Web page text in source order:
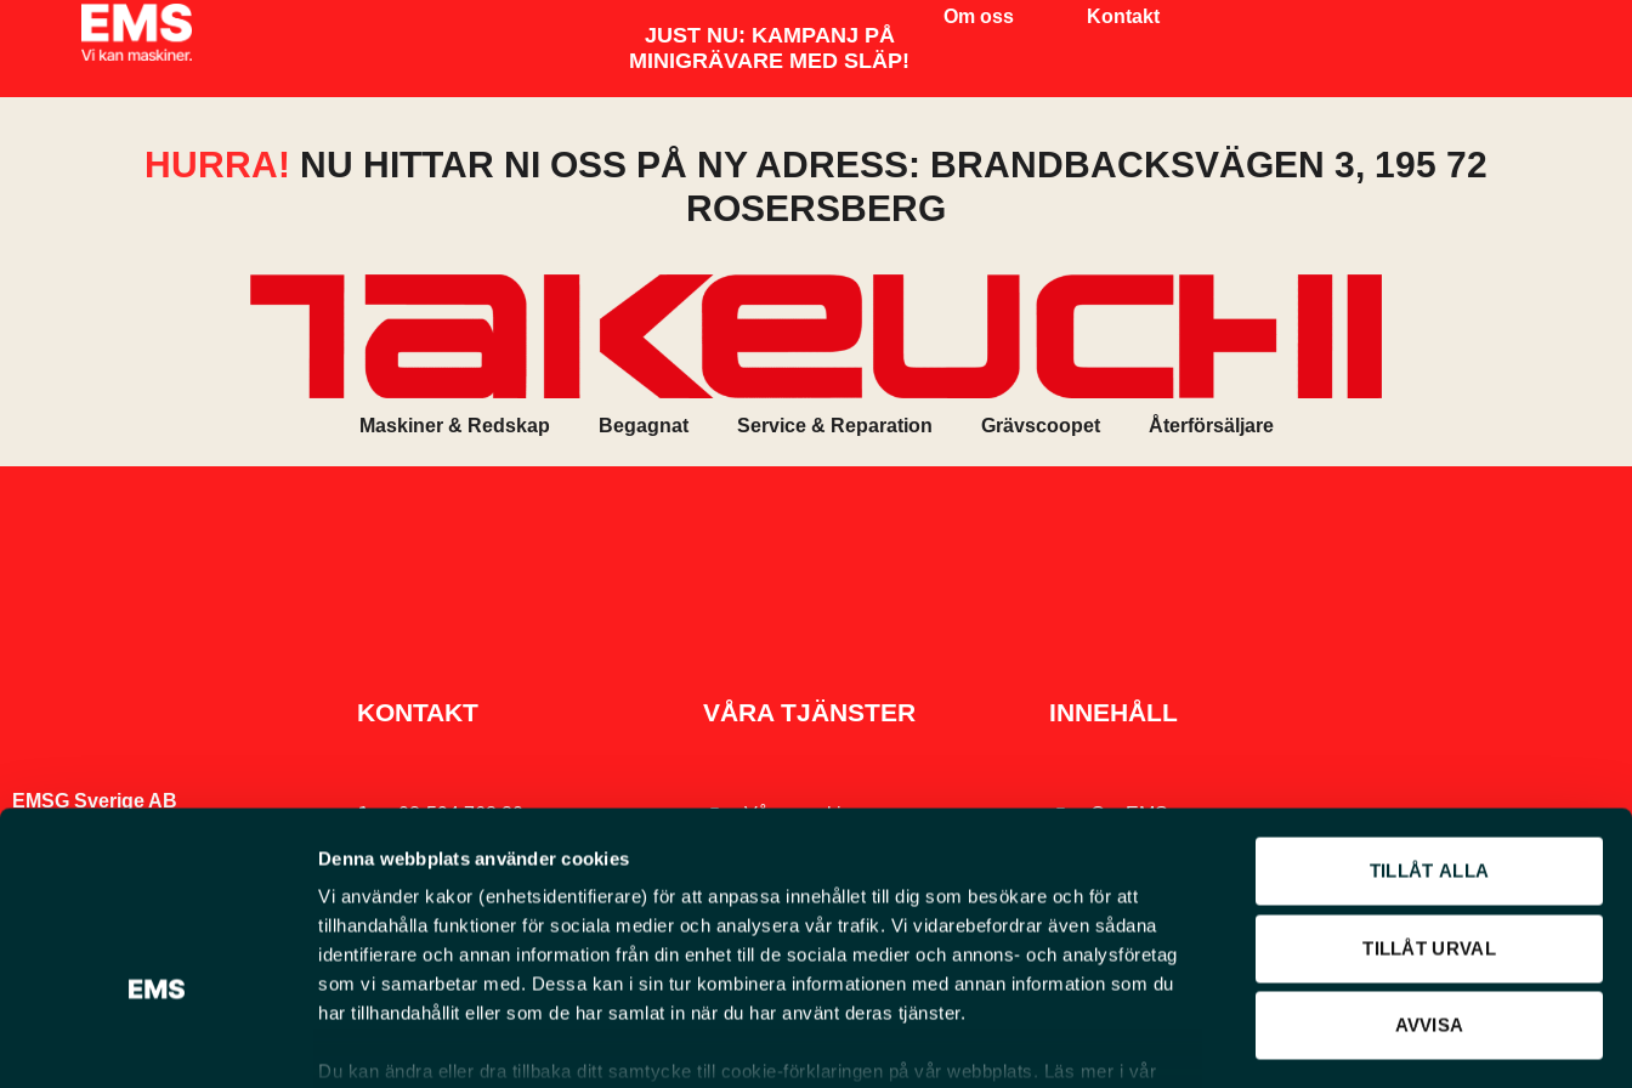
Denna webbplats använder cookies
Vi använder kakor (enhetsidentifierare) för att anpassa innehållet till dig som besökare och för att
tillhandahålla funktioner för sociala medier och analysera vår trafik. Vi vidarebefordrar även sådana
identifierare och annan information från din enhet till de sociala medier och annons- och analysföretag
som vi samarbetar med. Dessa kan i sin tur kombinera informationen med annan information som du
har tillhandahållit eller som de har samlat in när du har använt deras tjänster.
Du kan ändra eller dra tillbaka ditt samtycke till cookie-förklaringen på vår webbplats. Läs mer i vår
TILLÅT ALLA
TILLÅT URVAL
AVVISA
JUST NU: KAMPANJ PÅ
MINIGRÄVARE MED SLÄP!
Om oss Kontakt
HURRA! NU HITTAR NI OSS PÅ NY ADRESS: BRANDBACKSVÄGEN 3, 195 72
ROSERSBERG
Maskiner & Redskap Begagnat Service & Reparation Grävscoopet Återförsäljare
EMSG Sverige AB
KONTAKT
08-594 768 30
info@ems.se
Brandbacksvägen 3, 195 72
Rosersberg
Hitta våra återförsäljare
VÅRA TJÄNSTER
Våra maskiner
Service och reparation
Begagnade maskiner
INNEHÅLL
Om EMS
Jobba hos oss
Vår integritetspolicy